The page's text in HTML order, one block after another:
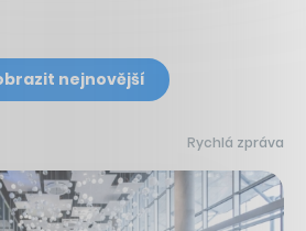
nejnovější
Rychlá zpráva